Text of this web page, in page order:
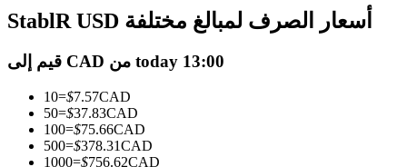
انضم إلى أفضل المتداولين
StablR USD أسعار الصرف لمبالغ مختلفة
قيم إلى CAD من today 13:00
10=$7.57CAD
50=$37.83CAD
100=$75.66CAD
500=$378.31CAD
1000=$756.62CAD